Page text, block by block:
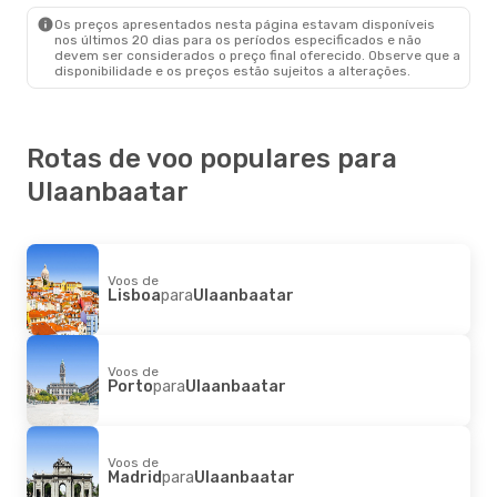
Os preços apresentados nesta página estavam disponíveis
nos últimos 20 dias para os períodos especificados e não
devem ser considerados o preço final oferecido. Observe que a
disponibilidade e os preços estão sujeitos a alterações.
Rotas de voo populares para
Ulaanbaatar
Voos de
LisboaparaUlaanbaatar
Voos de
PortoparaUlaanbaatar
Voos de
MadridparaUlaanbaatar